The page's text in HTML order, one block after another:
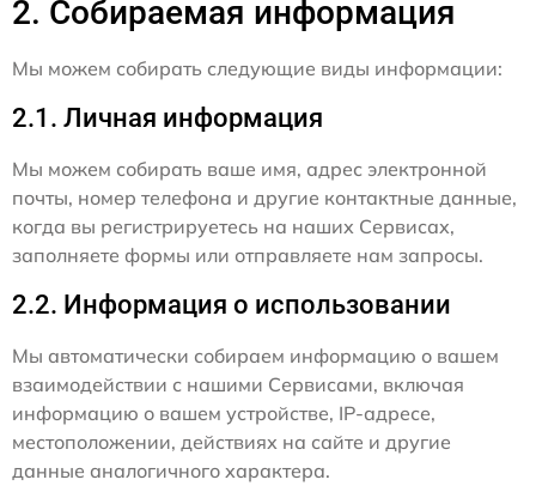
2. Собираемая информация
Мы можем собирать следующие виды информации:
2.1. Личная информация
Мы можем собирать ваше имя, адрес электронной
почты, номер телефона и другие контактные данные,
когда вы регистрируетесь на наших Сервисах,
заполняете формы или отправляете нам запросы.
2.2. Информация о использовании
Мы автоматически собираем информацию о вашем
взаимодействии с нашими Сервисами, включая
информацию о вашем устройстве, IP-адресе,
местоположении, действиях на сайте и другие
данные аналогичного характера.